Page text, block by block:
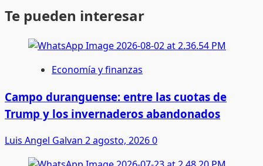
Te pueden interesar
Economía y finanzas
Campo duranguense: entre las cuotas de
Trump y los invernaderos abandonados
Luis Angel Galvan 2 agosto, 20260